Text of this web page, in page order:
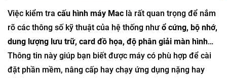
Việc kiểm tra cấu hình máy Mac là rất quan trọng để nắm
rõ các thông số kỹ thuật của hệ thống nhưổ cứng, bộ nhớ,
dung lượng lưu trữ, card đồ họa, độ phân giải màn hình…
Thông tin này giúp bạn biết được máy có phù hợp để cài
đặt phần mềm, nâng cấp hay chạy ứng dụng nặng hay